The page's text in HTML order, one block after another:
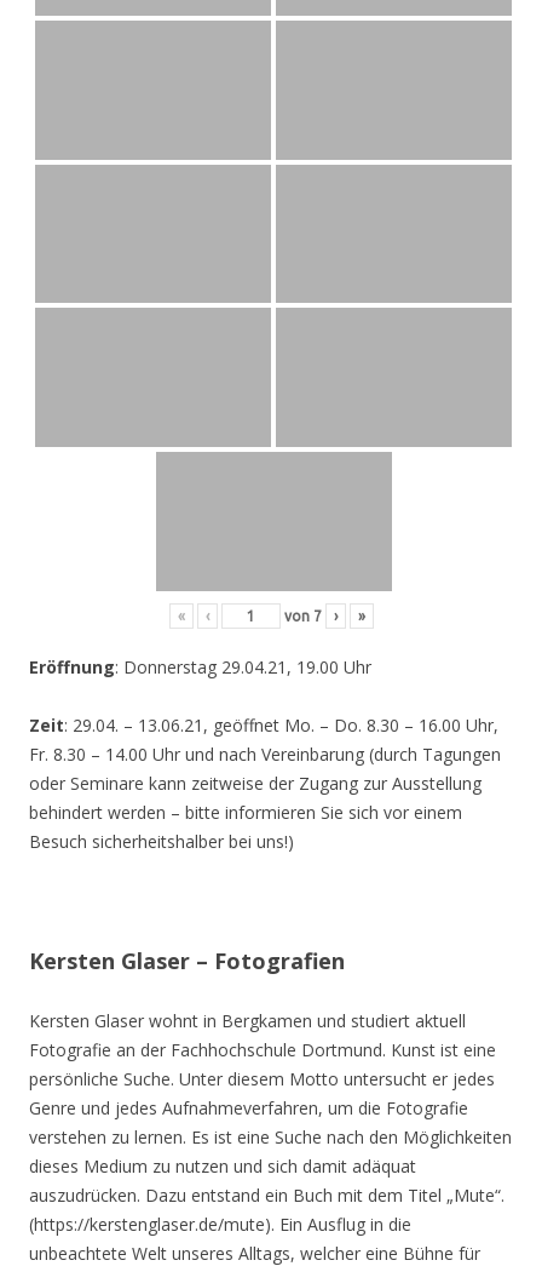
« ‹ von 7 › »
Eröffnung: Donnerstag 29.04.21, 19.00 Uhr
Zeit: 29.04. – 13.06.21, geöffnet Mo. – Do. 8.30 – 16.00 Uhr,
Fr. 8.30 – 14.00 Uhr und nach Vereinbarung (durch Tagungen
oder Seminare kann zeitweise der Zugang zur Ausstellung
behindert werden – bitte informieren Sie sich vor einem
Besuch sicherheitshalber bei uns!)
Kersten Glaser – Fotografien
Kersten Glaser wohnt in Bergkamen und studiert aktuell
Fotografie an der Fachhochschule Dortmund. Kunst ist eine
persönliche Suche. Unter diesem Motto untersucht er jedes
Genre und jedes Aufnahmeverfahren, um die Fotografie
verstehen zu lernen. Es ist eine Suche nach den Möglichkeiten
dieses Medium zu nutzen und sich damit adäquat
auszudrücken. Dazu entstand ein Buch mit dem Titel „Mute“.
(https://kerstenglaser.de/mute). Ein Ausflug in die
unbeachtete Welt unseres Alltags, welcher eine Bühne für